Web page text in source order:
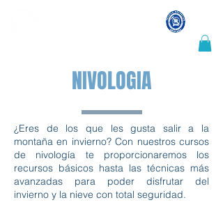
NIVOLOGIA
¿Eres de los que les gusta salir a la
montaña en invierno? Con nuestros cursos
de nivología te proporcionaremos los
recursos básicos hasta las técnicas más
avanzadas para poder disfrutar del
invierno y la nieve con total seguridad.